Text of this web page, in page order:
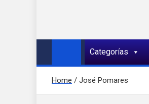
Categorías
Home José Pomares